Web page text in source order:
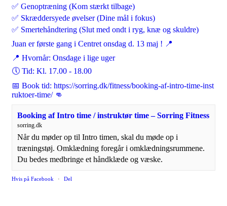
✅ Genoptræning (Kom stærkt tilbage)
✅ Skræddersyede øvelser (Dine mål i fokus)
✅ Smertehåndtering (Slut med ondt i ryg, knæ og skuldre)
Juan er første gang i Centret onsdag d. 13 maj ! 📍
📍 Hvornår: Onsdage i lige uger
🕔 Tid: Kl. 17.00 - 18.00
📅 Book tid: https://sorring.dk/fitness/booking-af-intro-time-inst
ruktoer-time/👊
Booking af Intro time / instruktør time – Sorring Fitness
sorring.dk
Når du møder op til Intro timen, skal du møde op i
træningstøj. Omklædning foregår i omklædningsrummene.
Du bedes medbringe et håndklæde og væske.
Hvis på Facebook · Del